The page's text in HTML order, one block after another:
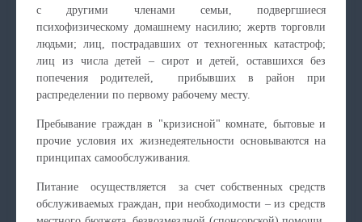
с другими членами семьи, подвергшиеся
психофизическому домашнему насилию; жертв торговли
людьми; лиц, пострадавших от техногенных катастроф;
лиц из числа детей – сирот и детей, оставшихся без
попечения родителей, прибывших в район при
распределении по первому рабочему месту.
Пребывание граждан в "кризисной" комнате, бытовые и
прочие условия их жизнедеятельности основываются на
принципах самообслуживания.
Питание осуществляется за счет собственных средств
обслуживаемых граждан, при необходимости – из средств